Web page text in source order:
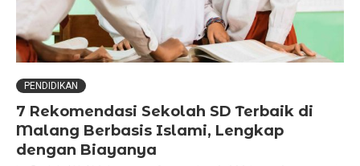
PENDIDIKAN
7 Rekomendasi Sekolah SD Terbaik di
Malang Berbasis Islami, Lengkap
dengan Biayanya